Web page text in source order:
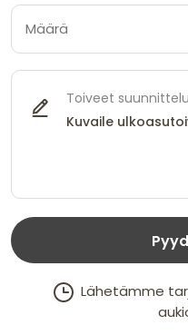
Toiveet
Lähetämme